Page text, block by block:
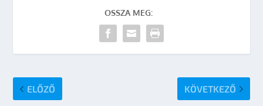
OSSZA MEG:
ELŐZŐ KÖVETKEZŐ